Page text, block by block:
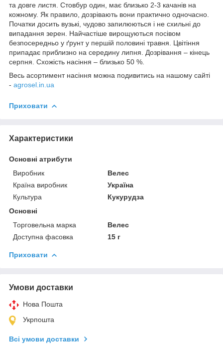
та довге листя. Стовбур один, має близько 2-3 качанів на
кожному. Як правило, дозрівають вони практично одночасно.
Початки досить вузькі, чудово запилюються і не схильні до
випадання зерен. Найчастіше вирощуються посівом
безпосередньо у ґрунт у першій половині травня. Цвітіння
припадає приблизно на середину липня. Дозрівання – кінець
серпня. Схожість насіння – близько 50 %.
Весь асортимент насіння можна подивитись на нашому сайті
- agrosel.in.ua
Приховати
Характеристики
Основні атрибути
Виробник
Велес
Країна виробник
Україна
Культура
Кукурудза
Основні
Торговельна марка
Велес
Доступна фасовка
15 г
Приховати
Умови доставки
Нова Пошта
Укрпошта
Всі умови доставки